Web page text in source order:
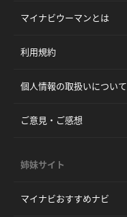
マイナビウーマンとは
利用規約
個人情報の取扱いについて
ご意見・ご感想
姉妹サイト
マイナビおすすめナビ